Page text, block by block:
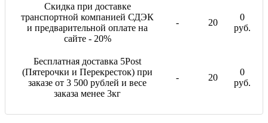
Скидка при доставке
транспортной компанией СДЭК
и предварительной оплате на
сайте - 20%
- 20
0
руб.
Бесплатная доставка 5Post
(Пятерочки и Перекресток) при
заказе от 3 500 рублей и весе
заказа менее 3кг
- 20
0
руб.